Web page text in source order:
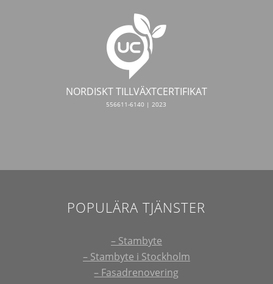
NORDISKT TILLVÄXTCERTIFIKAT
556611-6140 | 2023
POPULÄRA TJÄNSTER
– Stambyte
– Stambyte i Stockholm
– Fasadrenovering